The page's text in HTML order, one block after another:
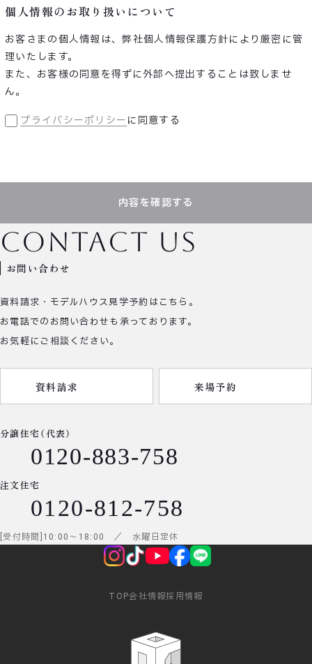
個人情報のお取り扱いについて
お客さまの個人情報は、弊社個人情報保護方針により厳密に管
理いたします。
また、お客様の同意を得ずに外部へ提出することは致しませ
ん。
プライバシーポリシー に同意する
内容を確認する
お問い合わせ
contact us
資料請求・モデルハウス見学予約はこちら。
お電話でのお問い合わせも承っております。
お気軽にご相談ください。
資料請求 来場予約
分譲住宅（代表）
0120-883-758
注文住宅
0120-812-758
受付時間 10:00 ～ 18:00 ／ 水曜日定休
TOP会社情報採用情報